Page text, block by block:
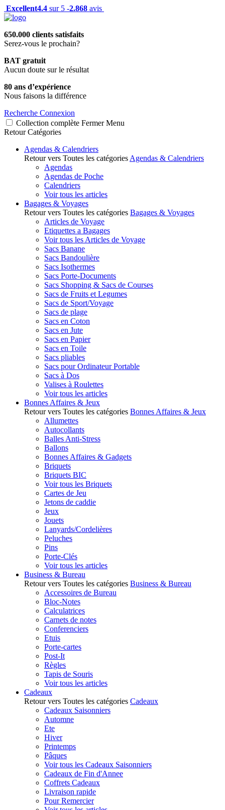
Excellent4.4 sur 5 -2.868 avis
650.000 clients satisfaits
Serez-vous le prochain?
BAT gratuit
Aucun doute sur le résultat
80 ans d’expérience
Nous faisons la différence
Recherche Connexion
Collection complète Fermer Menu
Retour Catégories
Agendas & Calendriers
Retour vers Toutes les catégories Agendas & Calendriers
Agendas
Agendas de Poche
Calendriers
Voir tous les articles
Bagages & Voyages
Retour vers Toutes les catégories Bagages & Voyages
Articles de Voyage
Etiquettes a Bagages
Voir tous les Articles de Voyage
Sacs Banane
Sacs Bandoulière
Sacs Isothermes
Sacs Porte-Documents
Sacs Shopping & Sacs de Courses
Sacs de Fruits et Legumes
Sacs de Sport/Voyage
Sacs de plage
Sacs en Coton
Sacs en Jute
Sacs en Papier
Sacs en Toile
Sacs pliables
Sacs pour Ordinateur Portable
Sacs à Dos
Valises à Roulettes
Voir tous les articles
Bonnes Affaires & Jeux
Retour vers Toutes les catégories Bonnes Affaires & Jeux
Allumettes
Autocollants
Balles Anti-Stress
Ballons
Bonnes Affaires & Gadgets
Briquets
Briquets BIC
Voir tous les Briquets
Cartes de Jeu
Jetons de caddie
Jeux
Jouets
Lanyards/Cordelières
Peluches
Pins
Porte-Clés
Voir tous les articles
Business & Bureau
Retour vers Toutes les catégories Business & Bureau
Accessoires de Bureau
Bloc-Notes
Calculatrices
Carnets de notes
Conferenciers
Etuis
Porte-cartes
Post-It
Règles
Tapis de Souris
Voir tous les articles
Cadeaux
Retour vers Toutes les catégories Cadeaux
Cadeaux Saisonniers
Automne
Ete
Hiver
Printemps
Pâques
Voir tous les Cadeaux Saisonniers
Cadeaux de Fin d'Annee
Coffrets Cadeaux
Livraison rapide
Pour Remercier